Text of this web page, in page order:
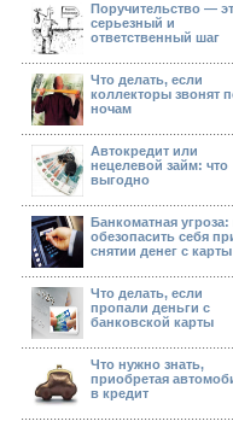
Поручительство —
серьезный и
ответственный шаг
Что делать, если
коллекторы звонят
ночам
Автокредит или
нецелевой займ: что
выгодно
Банкоматная угроза:
обезопасить себя
снятии денег с карты
Что делать, если
пропали деньги с
банковской карты
Что нужно знать,
приобретая
в кредит